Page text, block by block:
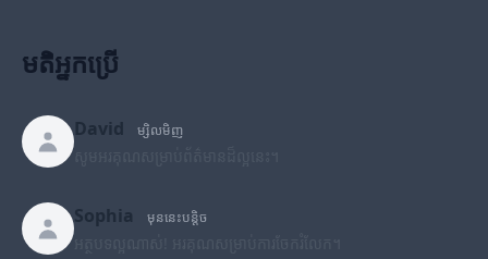
មតិអ្នកប្រើ
David ម្សិលមិញ
Sophia មុននេះបន្តិច